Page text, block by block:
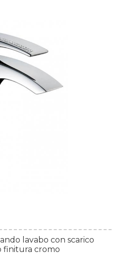
lavabo con scarico
finitura cromo